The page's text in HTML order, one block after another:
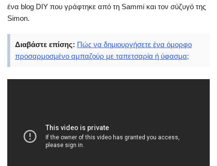
ένα blog DIY που γράφτηκε από τη Sammi και τον σύζυγό της
Simon.
Διαβάστε επίσης: Πώς να δημιουργήσετε ένα όμορφο
προσαρμοσμένο αμπαζούρ με ταπετσαρία ή ύφασμα;